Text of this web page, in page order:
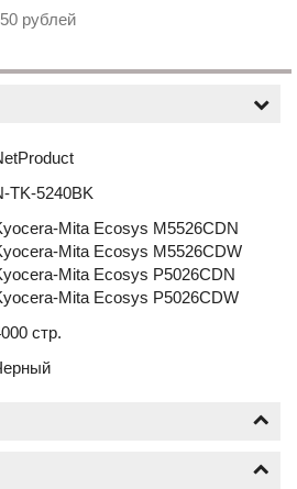
рублей
TK-5240BK
Mita Ecosys M5526CDN
Mita Ecosys M5526CDW
Mita Ecosys P5026CDN
Mita Ecosys P5026CDW
стр.
расчёту (счёт с НДС)